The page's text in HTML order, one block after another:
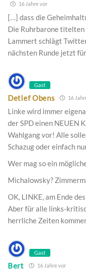
16 Jahre vor
[…] dass die
Die Ruhrbarone titelten
Lammert schlägt
nächsten Runde jetzt
Gast
Detlef Obens 16
Linke wird immer
der SPD einen NEUEN
Wahlgang vor! Alle
Schazug oder einfach
Wer mag so ein
Michalowsky?
OK, LINKE, am Ende
Aber für alle links-
herrliche Zeiten
Gast
Bert 16 Jahre vor